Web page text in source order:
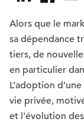
Alors que le
sa dépendance
tiers, de
en particulier
L’adoption
vie privée,
et l’évolution